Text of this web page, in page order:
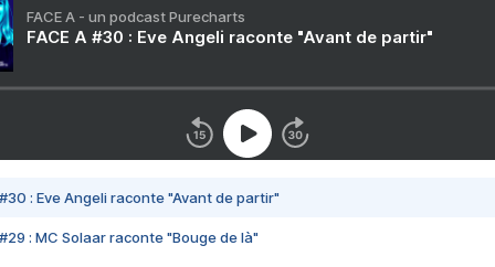
FACE A - un podcast Purecharts
FACE A #30 : Eve Angeli raconte "Avant de partir"
#30 : Eve Angeli raconte "Avant de partir"
#29 : MC Solaar raconte "Bouge de là"